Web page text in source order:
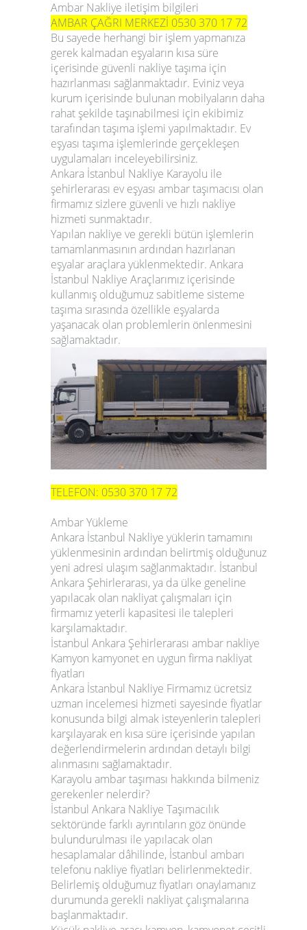
Ambar Nakliye iletişim bilgileri
AMBAR ÇAĞRI MERKEZİ 0530 370 17 72
Bu sayede herhangi bir işlem yapmanıza
gerek kalmadan eşyaların kısa süre
içerisinde güvenli nakliye taşıma için
hazırlanması sağlanmaktadır. Eviniz veya
kurum içerisinde bulunan mobilyaların daha
rahat şekilde taşınabilmesi için ekibimiz
tarafından taşıma işlemi yapılmaktadır. Ev
eşyası taşıma işlemlerinde gerçekleşen
uygulamaları inceleyebilirsiniz.
Ankara İstanbul Nakliye Karayolu ile
şehirlerarası ev eşyası ambar taşımacısı olan
firmamız sizlere güvenli ve hızlı nakliye
hizmeti sunmaktadır.
Yapılan nakliye ve gerekli bütün işlemlerin
tamamlanmasının ardından hazırlanan
eşyalar araçlara yüklenmektedir. Ankara
İstanbul Nakliye Araçlarımız içerisinde
kullanmış olduğumuz sabitleme sisteme
taşıma sırasında özellikle eşyalarda
yaşanacak olan problemlerin önlenmesini
sağlamaktadır.
TELEFON: 0530 370 17 72
Ambar Yükleme
Ankara İstanbul Nakliye yüklerin tamamını
yüklenmesinin ardından belirtmiş olduğunuz
yeni adresi ulaşım sağlanmaktadır. İstanbul
Ankara Şehirlerarası, ya da ülke geneline
yapılacak olan nakliyat çalışmaları için
firmamız yeterli kapasitesi ile talepleri
karşılamaktadır.
İstanbul Ankara Şehirlerarası ambar nakliye
Kamyon kamyonet en uygun firma nakliyat
fiyatları
Ankara İstanbul Nakliye Firmamız ücretsiz
uzman incelemesi hizmeti sayesinde fiyatlar
konusunda bilgi almak isteyenlerin talepleri
karşılayarak en kısa süre içerisinde yapılan
değerlendirmelerin ardından detaylı bilgi
alınmasını sağlamaktadır.
Karayolu ambar taşıması hakkında bilmeniz
gerekenler nelerdir?
İstanbul Ankara Nakliye Taşımacılık
sektöründe farklı ayrıntıların göz önünde
bulundurulması ile yapılacak olan
hesaplamalar dâhilinde, İstanbul ambarı
telefonu nakliye fiyatları belirlenmektedir.
Belirlemiş olduğumuz fiyatları onaylamanız
durumunda gerekli nakliyat çalışmalarına
başlanmaktadır.